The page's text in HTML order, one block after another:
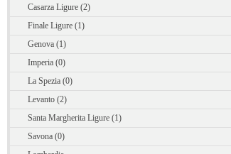
Casarza Ligure (2)
Finale Ligure (1)
Genova (1)
Imperia (0)
La Spezia (0)
Levanto (2)
Santa Margherita Ligure (1)
Savona (0)